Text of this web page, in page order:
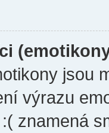
jsou
výrazu
znamená